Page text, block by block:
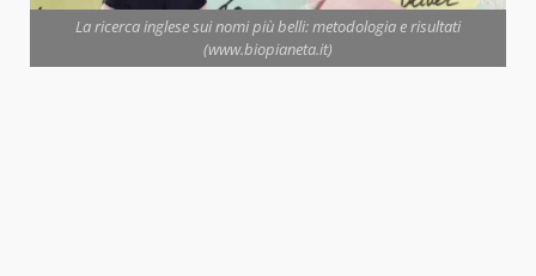
La ricerca inglese sui nomi più belli: metodologia e risultati
(www.biopianeta.it)